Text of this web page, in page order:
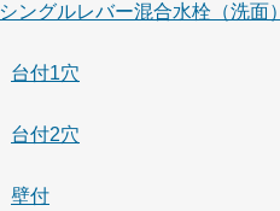
シングルレバー混合水栓（洗面）
台付1穴
台付2穴
壁付